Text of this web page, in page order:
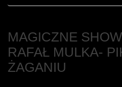
MAGICZNE
RAFAŁ MULKA-
ŻAGANIU